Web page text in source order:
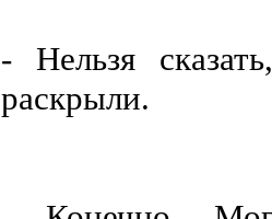
- Нельзя
раскрыли.